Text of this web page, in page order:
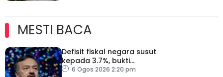
MESTI BACA
Defisit fiskal negara susut
kepada 3.7%, bukti
keyakinan pelabur masih
6 Ogos 2026 2:20 pm